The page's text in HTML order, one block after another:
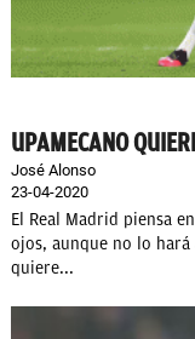
UPAMECANO
José Alonso
23-04-2020
El Real Madrid piensa
ojos, aunque no lo hará
quiere...